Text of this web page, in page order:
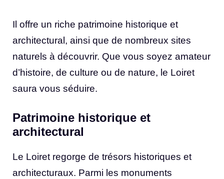
Il offre un riche patrimoine historique et
architectural, ainsi que de nombreux sites
naturels à découvrir. Que vous soyez amateur
d’histoire, de culture ou de nature, le Loiret
saura vous séduire.
Patrimoine historique et
architectural
Le Loiret regorge de trésors historiques et
architecturaux. Parmi les monuments